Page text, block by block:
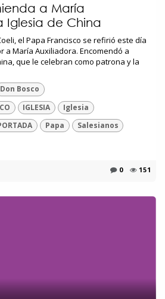
a María
Iglesia de China
el Papa Francisco se refirió este día
a María Auxiliadora. Encomendó a
que le celebran como patrona y la
Don Bosco
IGLESIA
Iglesia
Papa
Salesianos
0 151